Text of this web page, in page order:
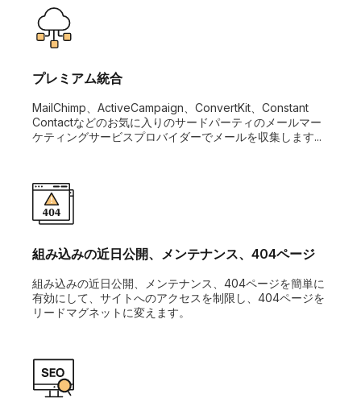
プレミアム統合
MailChimp、ActiveCampaign、ConvertKit、Constant
Contactなどのお気に入りのサードパーティのメールマー
ケティングサービスプロバイダーでメールを収集します...
組み込みの近日公開、メンテナンス、404ページ
組み込みの近日公開、メンテナンス、404ページを簡単に
有効にして、サイトへのアクセスを制限し、404ページを
リードマグネットに変えます。